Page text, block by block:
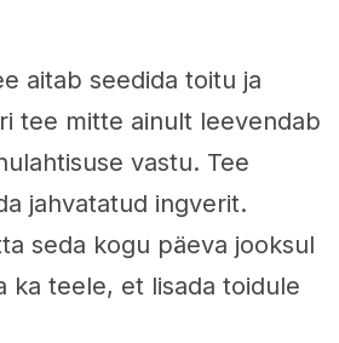
aitab seedida toitu ja
tee mitte ainult leevendab
vastu. Tee
jahvatatud ingverit.
seda kogu päeva jooksul
ka teele, et lisada toidule